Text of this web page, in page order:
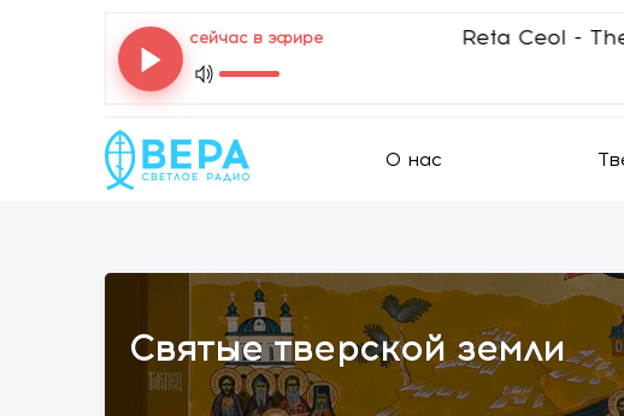
сейчас в эфире Reta Ceol - The Lord is
О нас
Святые тверской земли